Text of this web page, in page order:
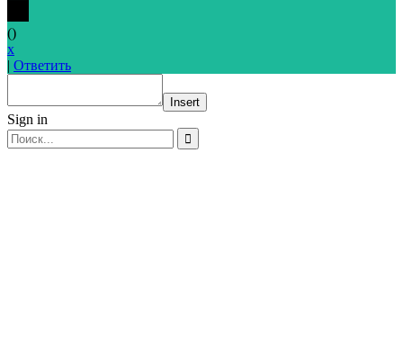
()
x
| Ответить
Insert
Sign in